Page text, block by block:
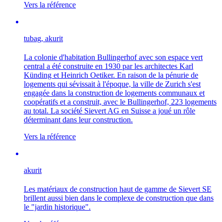
Vers la référence
tubag, akurit
La colonie d'habitation Bullingerhof avec son espace vert
central a été construite en 1930 par les architectes Karl
Künding et Heinrich Oetiker. En raison de la pénurie de
logements qui sévissait à l'époque, la ville de Zurich s'est
engagée dans la construction de logements communaux et
coopératifs et a construit, avec le Bullingerhof, 223 logements
au total. La société Sievert AG en Suisse a joué un rôle
déterminant dans leur construction.
Vers la référence
akurit
Les matériaux de construction haut de gamme de Sievert SE
brillent aussi bien dans le complexe de construction que dans
le "jardin historique".